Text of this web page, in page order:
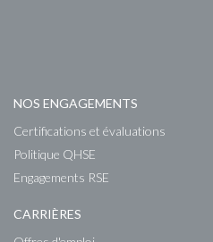
NOS ENGAGEMENTS
Certifications et évaluations
Politique QHSE
Engagements RSE
CARRIÈRES